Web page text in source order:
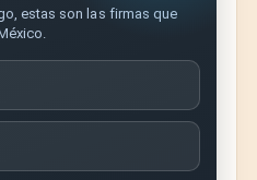
estas son las firmas que